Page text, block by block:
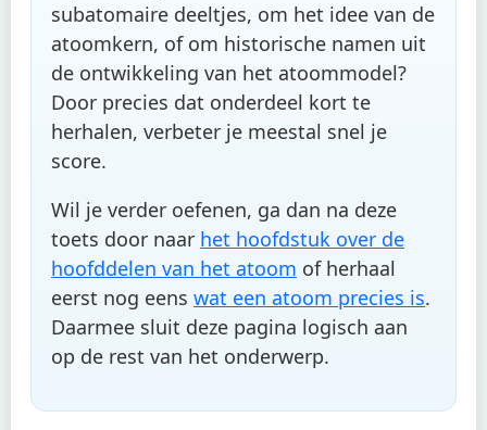
subatomaire deeltjes, om het idee van de
atoomkern, of om historische namen uit
de ontwikkeling van het atoommodel?
Door precies dat onderdeel kort te
herhalen, verbeter je meestal snel je
score.
Wil je verder oefenen, ga dan na deze
toets door naar het hoofdstuk over de
hoofddelen van het atoom of herhaal
eerst nog eens wat een atoom precies is.
Daarmee sluit deze pagina logisch aan
op de rest van het onderwerp.